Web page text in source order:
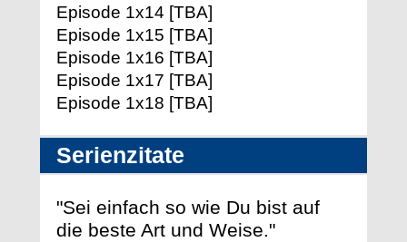
Episode 1x14 [TBA]
Episode 1x15 [TBA]
Episode 1x16 [TBA]
Episode 1x17 [TBA]
Episode 1x18 [TBA]
Serienzitate
"Sei einfach so wie Du bist auf
die beste Art und Weise."